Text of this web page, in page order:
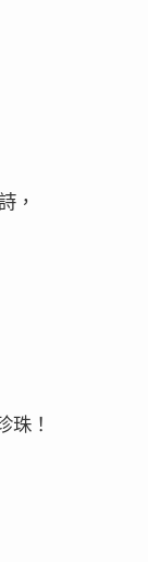
，
珠！